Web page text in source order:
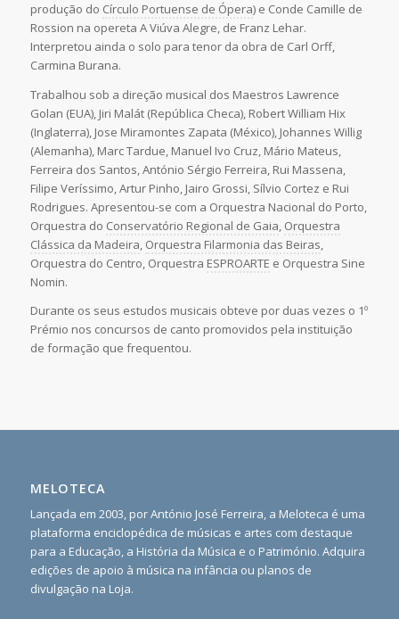
produção do Círculo Portuense de Ópera) e Conde Camille de
Rossion na opereta A Viúva Alegre, de Franz Lehar.
Interpretou ainda o solo para tenor da obra de Carl Orff,
Carmina Burana.
Trabalhou sob a direção musical dos Maestros Lawrence
Golan (EUA), Jiri Malát (República Checa), Robert William Hix
(Inglaterra), Jose Miramontes Zapata (México), Johannes Willig
(Alemanha), Marc Tardue, Manuel Ivo Cruz, Mário Mateus,
Ferreira dos Santos, António Sérgio Ferreira, Rui Massena,
Filipe Veríssimo, Artur Pinho, Jairo Grossi, Sílvio Cortez e Rui
Rodrigues. Apresentou-se com a Orquestra Nacional do Porto,
Orquestra do Conservatório Regional de Gaia Orquestra
Clássica da Madeira Orquestra Filarmonia das Beiras
Orquestra do Centro, Orquestra ESPROARTE e Orquestra Sine
Nomin.
Durante os seus estudos musicais obteve por duas vezes o 1º
Prémio nos concursos de canto promovidos pela instituição
de formação que frequentou.
MELOTECA
Lançada em 2003, por António José Ferreira, a Meloteca é uma
plataforma enciclopédica de músicas e artes com destaque
para a Educação, a História da Música e o Património. Adquira
edições de apoio à música na infância ou planos de
divulgação na Loja.